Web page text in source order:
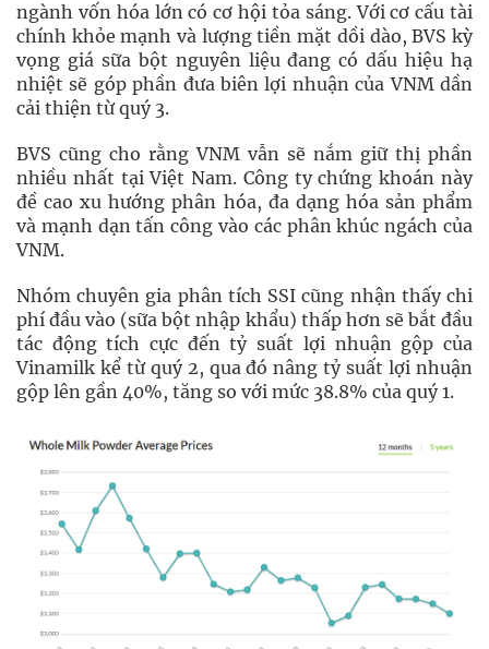
ngành vốn hóa lớn có cơ hội tỏa sáng. Với cơ cấu tài
chính khỏe mạnh và lượng tiền mặt dồi dào, BVS kỳ
vọng giá sữa bột nguyên liệu đang có dấu hiệu hạ
nhiệt sẽ góp phần đưa biên lợi nhuận của VNM dần
cải thiện từ quý 3.
BVS cũng cho rằng VNM vẫn sẽ nắm giữ thị phần
nhiều nhất tại Việt Nam. Công ty chứng khoán này
đề cao xu hướng phân hóa, đa dạng hóa sản phẩm
và mạnh dạn tấn công vào các phân khúc ngách của
VNM.
Nhóm chuyên gia phân tích SSI cũng nhận thấy chi
phí đầu vào (sữa bột nhập khẩu) thấp hơn sẽ bắt đầu
tác động tích cực đến tỷ suất lợi nhuận gộp của
Vinamilk kể từ quý 2, qua đó nâng tỷ suất lợi nhuận
gộp lên gần 40%, tăng so với mức 38.8% của quý 1.